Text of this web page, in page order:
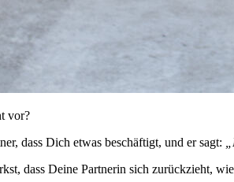
vor?
dass Dich etwas beschäftigt, und er sagt:
dass Deine Partnerin sich zurückzieht,